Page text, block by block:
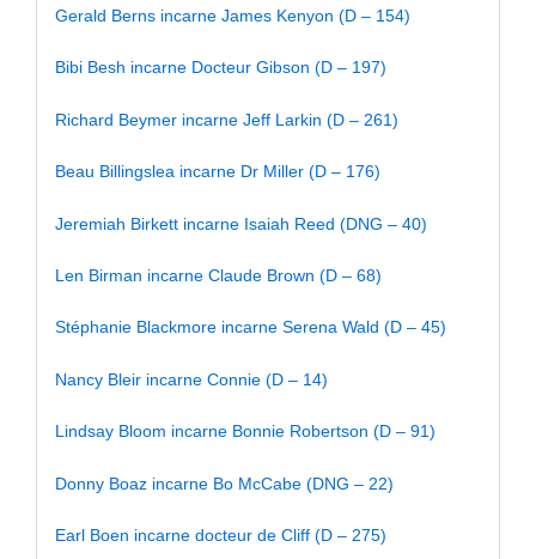
Gerald Berns incarne James Kenyon (D – 154)
Bibi Besh incarne Docteur Gibson (D – 197)
Richard Beymer incarne Jeff Larkin (D – 261)
Beau Billingslea incarne Dr Miller (D – 176)
Jeremiah Birkett incarne Isaiah Reed (DNG – 40)
Len Birman incarne Claude Brown (D – 68)
Stéphanie Blackmore incarne Serena Wald (D – 45)
Nancy Bleir incarne Connie (D – 14)
Lindsay Bloom incarne Bonnie Robertson (D – 91)
Donny Boaz incarne Bo McCabe (DNG – 22)
Earl Boen incarne docteur de Cliff (D – 275)